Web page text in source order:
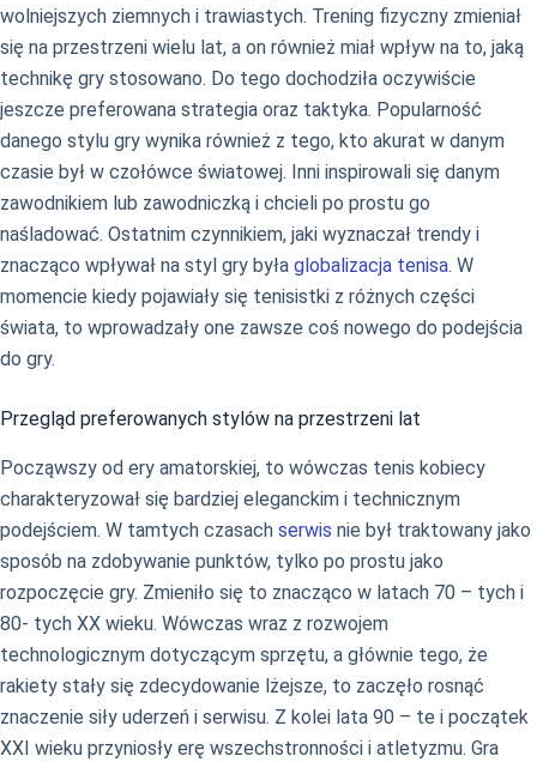
wolniejszych ziemnych i trawiastych. Trening fizyczny zmieniał
się na przestrzeni wielu lat, a on również miał wpływ na to, jaką
technikę gry stosowano. Do tego dochodziła oczywiście
jeszcze preferowana strategia oraz taktyka. Popularność
danego stylu gry wynika również z tego, kto akurat w danym
czasie był w czołówce światowej. Inni inspirowali się danym
zawodnikiem lub zawodniczką i chcieli po prostu go
naśladować. Ostatnim czynnikiem, jaki wyznaczał trendy i
znacząco wpływał na styl gry była globalizacja tenisa. W
momencie kiedy pojawiały się tenisistki z różnych części
świata, to wprowadzały one zawsze coś nowego do podejścia
do gry.
Przegląd preferowanych stylów na przestrzeni lat
Począwszy od ery amatorskiej, to wówczas tenis kobiecy
charakteryzował się bardziej eleganckim i technicznym
podejściem. W tamtych czasach serwis nie był traktowany jako
sposób na zdobywanie punktów, tylko po prostu jako
rozpoczęcie gry. Zmieniło się to znacząco w latach 70 – tych i
80- tych XX wieku. Wówczas wraz z rozwojem
technologicznym dotyczącym sprzętu, a głównie tego, że
rakiety stały się zdecydowanie lżejsze, to zaczęło rosnąć
znaczenie siły uderzeń i serwisu. Z kolei lata 90 – te i początek
XXI wieku przyniosły erę wszechstronności i atletyzmu. Gra